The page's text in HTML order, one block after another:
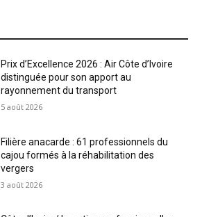
Prix d’Excellence 2026 : Air Côte d’Ivoire
distinguée pour son apport au
rayonnement du transport
5 août 2026
Filière anacarde : 61 professionnels du
cajou formés à la réhabilitation des
vergers
3 août 2026